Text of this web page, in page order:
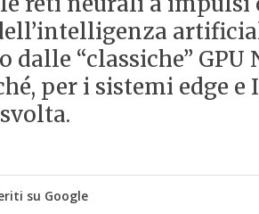
“classiche” GPU
per i sistemi edge e
su Google